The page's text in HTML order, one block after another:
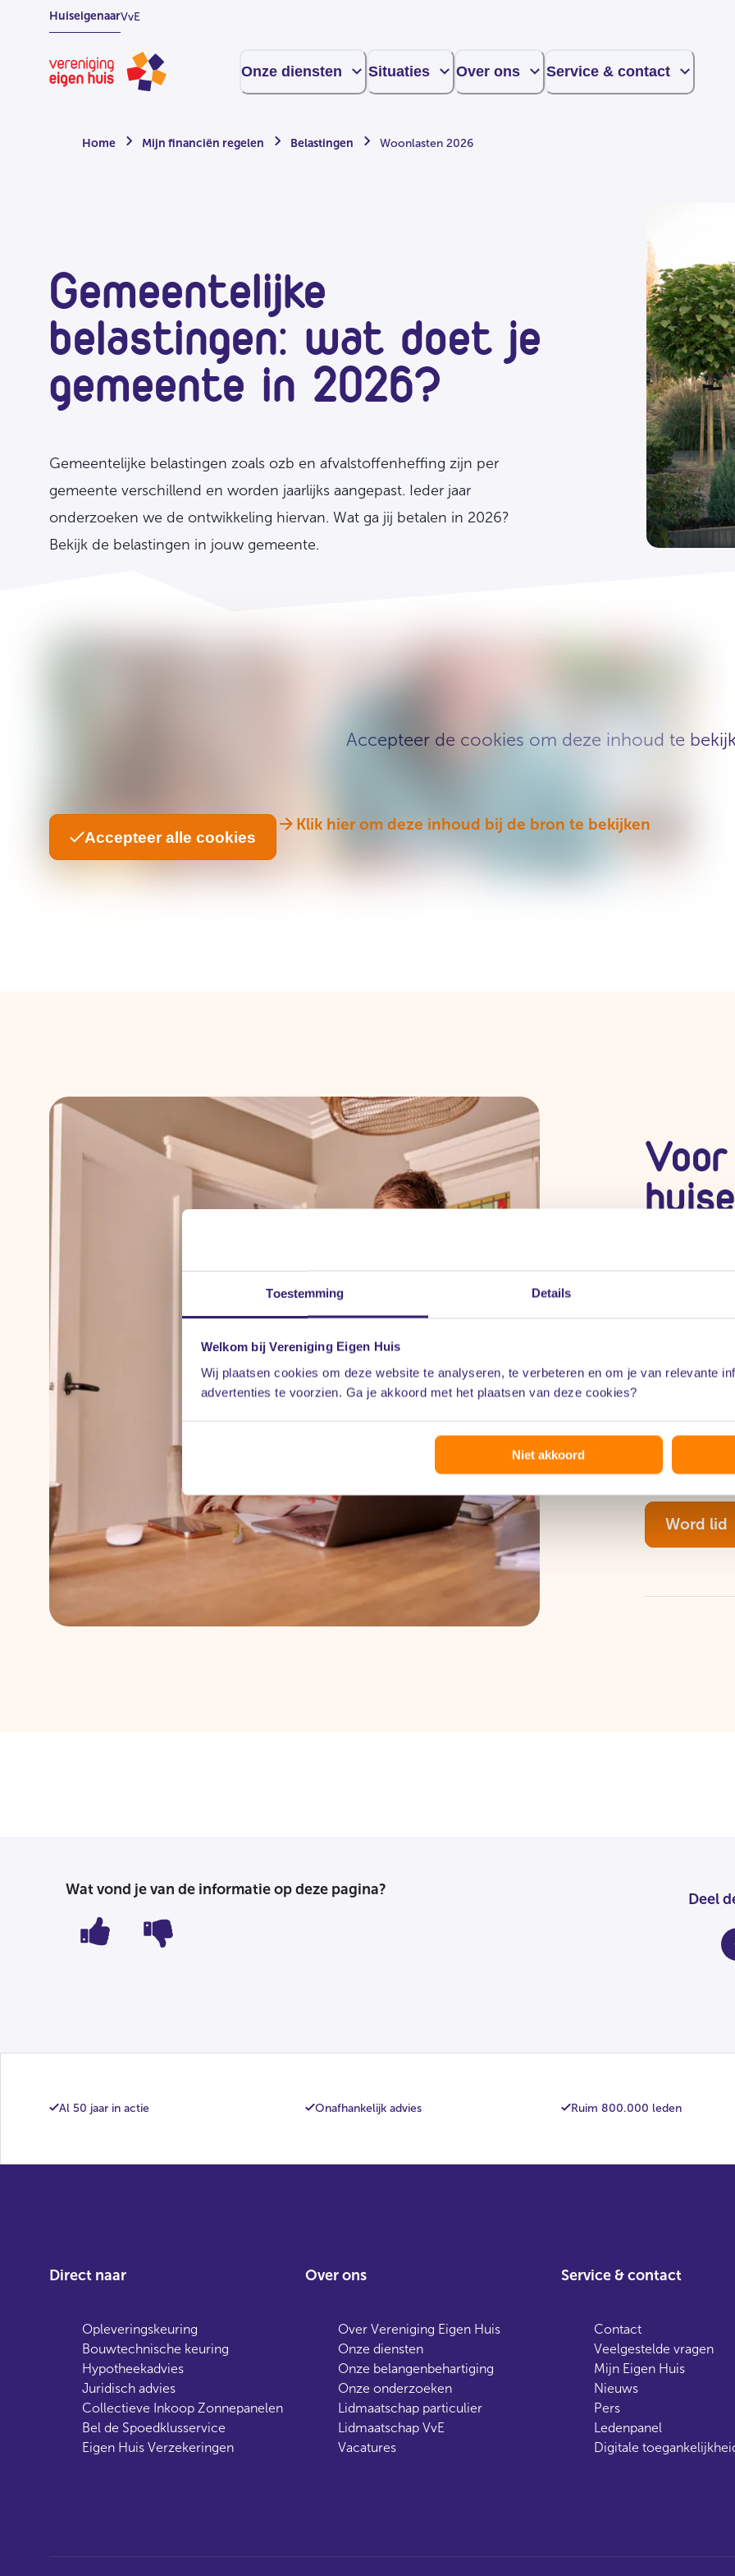
Toestemming Details
Welkom bij Vereniging Eigen Huis
Wij plaatsen cookies om deze website te analyseren, te verbeteren en om je van relevante
advertenties te voorzien. Ga je akkoord met het plaatsen van deze cookies?
Niet akkoord
OverslaanHuiseigenaarVvE
Homepage
Onze diensten Situaties Over ons Service & contact
Home Mijn financiën regelen Belastingen Woonlasten 2026
Gemeentelijke
belastingen: wat doet je
gemeente in 2026?
Gemeentelijke belastingen zoals ozb en afvalstoffenheffing zijn per
gemeente verschillend en worden jaarlijks aangepast. Ieder jaar
onderzoeken we de ontwikkeling hiervan. Wat ga jij betalen in 2026?
Bekijk de belastingen in jouw gemeente.
Accepteer de cookies om deze inhoud te
Accepteer alle cookies
Klik hier om deze inhoud bij de bron te bekijken
Word lid
Wat vond je van de informatie op deze pagina?
Deel
Al 50 jaar in actie Onafhankelijk advies Ruim 800.000 leden
Direct naar
Opleveringskeuring
Bouwtechnische keuring
Hypotheekadvies
Juridisch advies
Collectieve Inkoop Zonnepanelen
Bel de Spoedklusservice
Eigen Huis Verzekeringen
Over ons
Over Vereniging Eigen Huis
Onze diensten
Onze belangenbehartiging
Onze onderzoeken
Lidmaatschap particulier
Lidmaatschap VvE
Vacatures
Service & contact
Contact
Veelgestelde vragen
Mijn Eigen Huis
Nieuws
Pers
Ledenpanel
Digitale